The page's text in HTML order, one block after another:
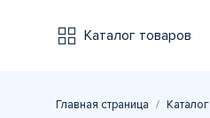
Каталог товаров
Главная страница Каталог